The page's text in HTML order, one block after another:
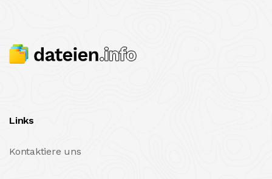
Links
Kontaktiere uns